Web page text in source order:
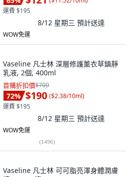
運費 $195
8/12 星期三 預計送達
WOW免運
Vaseline 凡士林 深層修護薰衣草鎮靜
乳液, 2個, 400ml
首購折扣價$700
72% $190 ($2.38/10ml)
運費 $195
8/12 星期三 預計送達
WOW免運
(1496)
Vaseline 凡士林 可可脂亮澤身體潤膚